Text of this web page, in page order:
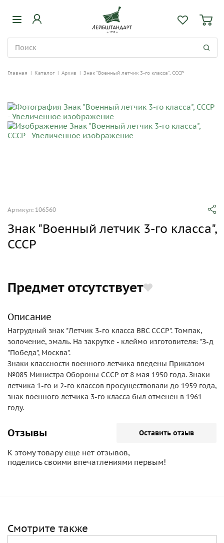
Главная | Каталог | Архив | Знак "Военный летчик 3-го класса", СССР
Артикул: 106560
Знак "Военный летчик 3-го класса",
СССР
Предмет отсутствует
Описание
Нагрудный знак "Летчик 3-го класса ВВС СССР". Томпак,
золочение, эмаль. На закрутке - клеймо изготовителя: "З-д
"Победа", Москва".
Знаки классности военного летчика введены Приказом
№085 Министра Обороны СССР от 8 мая 1950 года. Знаки
летчика 1-го и 2-го классов просуществовали до 1959 года,
знак военного летчика 3-го класса был отменен в 1961
году.
Отзывы Оставить отзыв
К этому товару еще нет отзывов,
поделись своими впечатлениями первым!
Смотрите также